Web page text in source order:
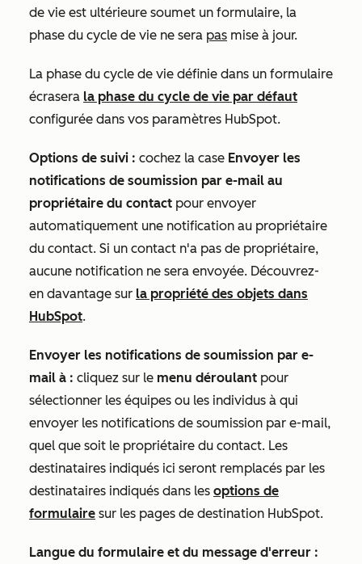
de vie est ultérieure soumet un formulaire, la
phase du cycle de vie ne sera pas mise à jour.
La phase du cycle de vie définie dans un formulaire
écrasera la phase du cycle de vie par défaut
configurée dans vos paramètres HubSpot.
Options de suivi : cochez la case Envoyer les
notifications de soumission par e-mail au
propriétaire du contact pour envoyer
automatiquement une notification au propriétaire
du contact. Si un contact n'a pas de propriétaire,
aucune notification ne sera envoyée. Découvrez-
en davantage sur la propriété des objets dans
HubSpot.
Envoyer les notifications de soumission par e-
mail à : cliquez sur le menu déroulant pour
sélectionner les équipes ou les individus à qui
envoyer les notifications de soumission par e-mail,
quel que soit le propriétaire du contact. Les
destinataires indiqués ici seront remplacés par les
destinataires indiqués dans les options de
formulaire sur les pages de destination HubSpot.
Langue du formulaire et du message d'erreur :